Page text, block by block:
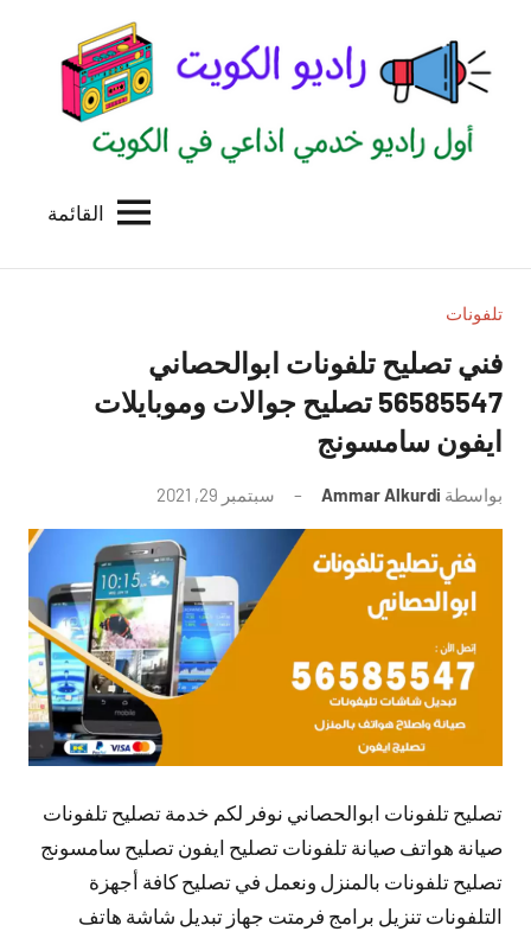
المحتوى
الكويت
للاعلانات
بالكويت
القائمة
تلفونات
فني تصليح تلفونات ابوالحصاني
56585547 تصليح جوالات وموبايلات
ايفون سامسونج
بواسطة Ammar Alkurdi سبتمبر 29, 2021
توجد
تعليقات
تصليح تلفونات ابوالحصاني نوفر لكم خدمة تصليح تلفونات
صيانة هواتف صيانة تلفونات تصليح ايفون تصليح سامسونج
تصليح تلفونات بالمنزل ونعمل في تصليح كافة أجهزة
التلفونات تنزيل برامج فرمتت جهاز تبديل شاشة هاتف